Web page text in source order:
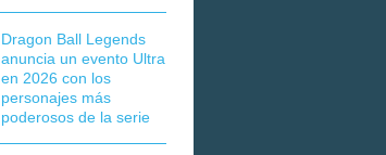
Dragon Ball Legends
anuncia un evento Ultra
en 2026 con los
personajes más
poderosos de la serie